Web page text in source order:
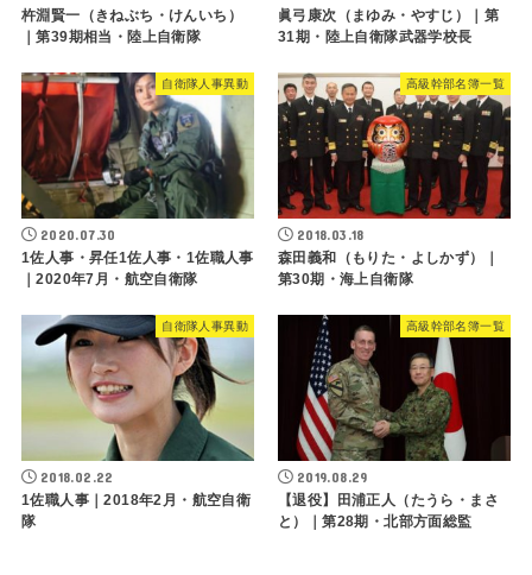
杵淵賢一（きねぶち・けんいち）
｜第39期相当・陸上自衛隊
眞弓康次（まゆみ・やすじ）｜第
31期・陸上自衛隊武器学校長
自衛隊人事異動
2020.07.30
1佐人事・昇任1佐人事・1佐職人事
｜2020年7月・航空自衛隊
高級幹部名簿一覧
2018.03.18
森田義和（もりた・よしかず）｜
第30期・海上自衛隊
自衛隊人事異動
2018.02.22
1佐職人事｜2018年2月・航空自衛
隊
高級幹部名簿一覧
2019.08.29
【退役】田浦正人（たうら・まさ
と）｜第28期・北部方面総監